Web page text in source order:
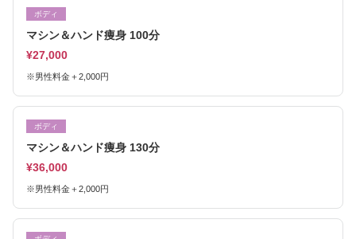
ボディ
マシン＆ハンド痩身 100分
¥27,000
※男性料金＋2,000円
ボディ
マシン＆ハンド痩身 130分
¥36,000
※男性料金＋2,000円